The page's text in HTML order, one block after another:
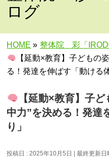
ログ
HOME » 整体院 彩「
【延動×教育】子どもの
る！発達を伸ばす「動ける
【延動×教育】子
中力”を決める！発達
り」
投稿日 : 2025年10月5日 最終更新日